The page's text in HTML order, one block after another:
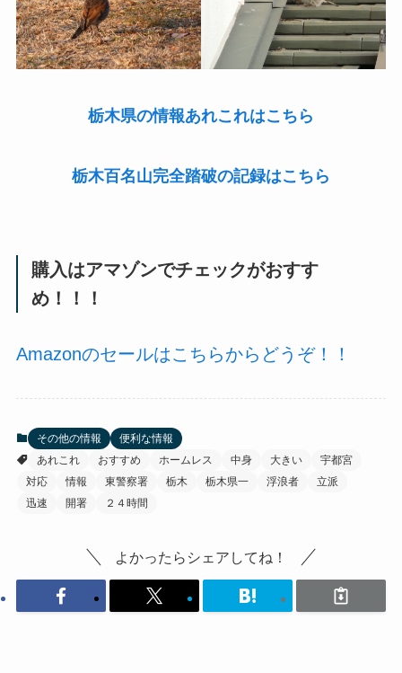
栃木県の情報あれこれはこちら
栃木百名山完全踏破の記録はこちら
購入はアマゾンでチェックがおすす
め！！！
Amazonのセールはこちらからどうぞ！！
その他の情報
便利な情報
あれこれ
おすすめ ホームレス 中身 大きい
宇都宮
対応
情報 東警察署 栃木 栃木県一 浮浪者
立派
迅速
開署 ２４時間
よかったらシェアしてね！